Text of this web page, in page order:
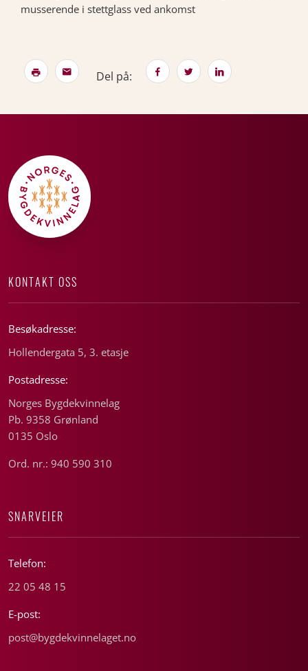
musserende i stettglass ved ankomst
Del på:
KONTAKT OSS
Besøkadresse:
Hollendergata 5, 3. etasje
Postadresse:
Norges Bygdekvinnelag
Pb. 9358 Grønland
0135 Oslo
Ord. nr.: 940 590 310
SNARVEIER
Telefon:
22 05 48 15
E-post:
post@bygdekvinnelaget.no